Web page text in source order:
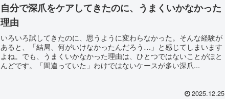
自分で深爪をケアしてきたのに、うまくいかなかった
理由
いろいろ試してきたのに、思うように変わらなかった。そんな経験が
あると、「結局、何がいけなかったんだろう…」と感じてしまいます
よね。でも、うまくいかなかった理由は、ひとつではないことがほと
んどです。「間違っていた」わけではないケースが多い深爪...
2025.12.25